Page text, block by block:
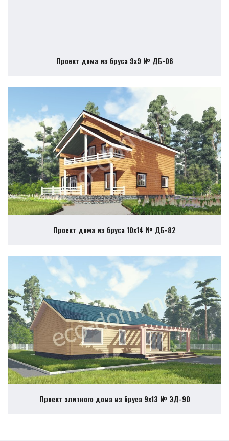
Проект дома из бруса 9х9 № ДБ-06
Проект дома из бруса 10х14 № ДБ-82
Проект элитного дома из бруса 9х13 № ЭД-90